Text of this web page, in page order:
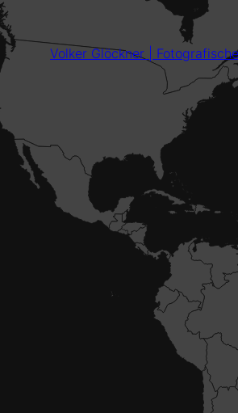
Volker Glöckner |